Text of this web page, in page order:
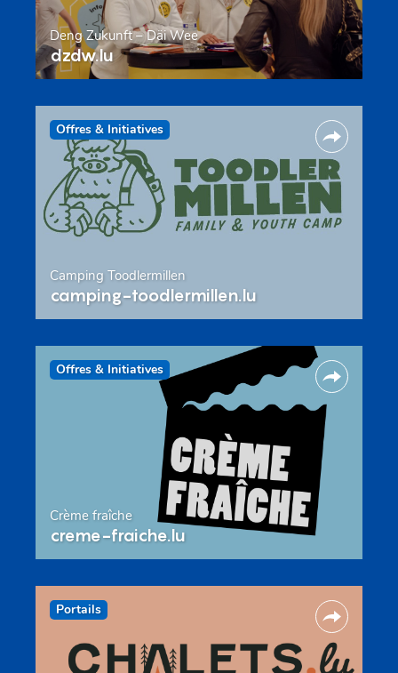
Deng Zukunft – Däi Wee
dzdw.lu
Offres & Initiatives
Camping Toodlermillen
camping-toodlermillen.lu
Offres & Initiatives
Crème fraîche
creme-fraiche.lu
Portails